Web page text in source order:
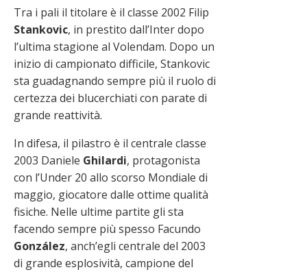
Tra i pali il titolare è il classe 2002 Filip
Stankovic, in prestito dall’Inter dopo
l’ultima stagione al Volendam. Dopo un
inizio di campionato difficile, Stankovic
sta guadagnando sempre più il ruolo di
certezza dei blucerchiati con parate di
grande reattività.
In difesa, il pilastro è il centrale classe
2003 Daniele Ghilardi, protagonista
con l’Under 20 allo scorso Mondiale di
maggio, giocatore dalle ottime qualità
fisiche. Nelle ultime partite gli sta
facendo sempre più spesso Facundo
González, anch’egli centrale del 2003
di grande esplosività, campione del